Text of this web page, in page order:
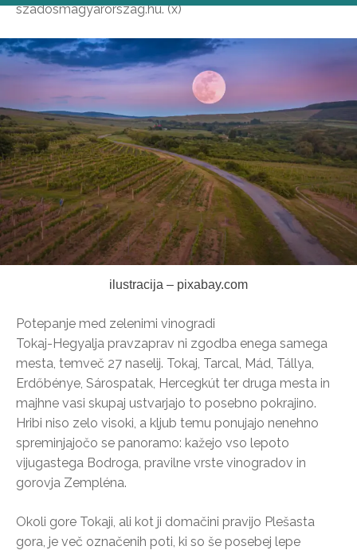
szádosmagyarország.hu. (x)
ilustracija – pixabay.com
Potepanje med zelenimi vinogradi
Tokaj-Hegyalja pravzaprav ni zgodba enega samega
mesta, temveč 27 naselij. Tokaj, Tarcal, Mád, Tállya,
Erdőbénye, Sárospatak, Hercegkút ter druga mesta in
majhne vasi skupaj ustvarjajo to posebno pokrajino.
Hribi niso zelo visoki, a kljub temu ponujajo nenehno
spreminjajočo se panoramo: kažejo vso lepoto
vijugastega Bodroga, pravilne vrste vinogradov in
gorovja Zempléna.
Okoli gore Tokaji, ali kot ji domačini pravijo Plešasta
gora, je več označenih poti, ki so še posebej lepe